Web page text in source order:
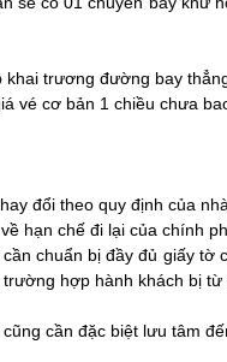
khai trương đường bay
vé cơ bản 1 chiều chưa
đổi theo quy định của
hạn chế đi lại của chính
chuẩn bị đầy đủ giấy tờ
hợp hành khách bị từ
cần đặc biệt lưu tâm